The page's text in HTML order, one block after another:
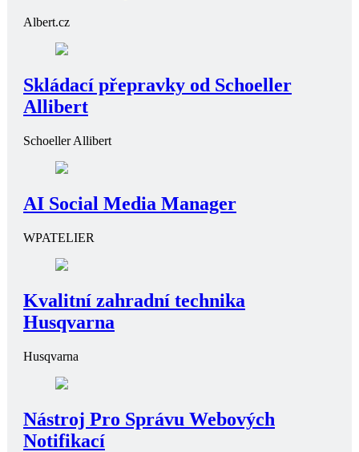
Albert.cz
Skládací přepravky od Schoeller
Allibert
Schoeller Allibert
AI Social Media Manager
WPATELIER
Kvalitní zahradní technika
Husqvarna
Husqvarna
Nástroj Pro Správu Webových
Notifikací